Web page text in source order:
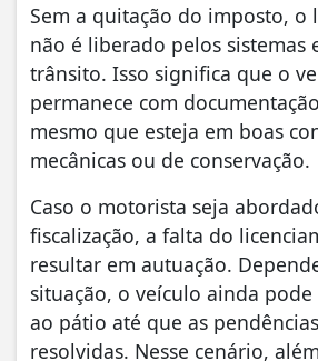
Sem a quitação do imposto, o
não é liberado pelos sistemas
trânsito. Isso significa que o
permanece com
mesmo que esteja em boas
mecânicas ou de conservação.
Caso o motorista seja
fiscalização, a falta do
resultar em autuação.
situação, o veículo ainda
ao pátio até que as
resolvidas. Nesse cenário,